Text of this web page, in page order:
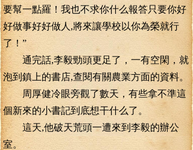
要幫一點羅！我也不求你什么報答只要你好
好做事好好做人,將來讓學校以你為榮就行
了！”
通完話,李毅勁頭更足了，一有空閑，就
泡到鎮上的書店,查閱有關農業方面的資料。
周厚健冷眼旁觀了數天，有些拿不準這
個新來的小書記到底想干什么了。
這天,他破天荒頭一遭來到李毅的辦公
室。